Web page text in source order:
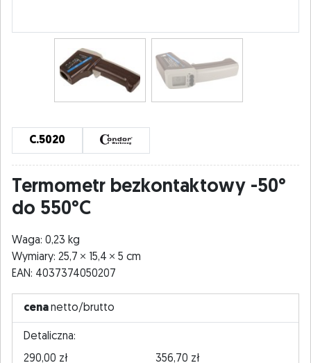
C.5020
Termometr bezkontaktowy -50°
do 550°C
Waga: 0,23 kg
Wymiary: 25,7
15,4
5 cm
EAN: 4037374050207
cenanetto/brutto
Detaliczna:
290,00 zł
356,70 zł